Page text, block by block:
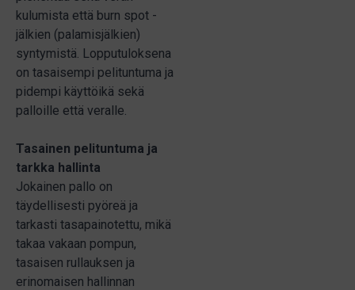
kulumista että burn spot -
jälkien (palamisjälkien)
syntymistä. Lopputuloksena
on tasaisempi pelituntuma ja
pidempi käyttöikä sekä
palloille että veralle.
Tasainen pelituntuma ja
tarkka hallinta
Jokainen pallo on
täydellisesti pyöreä ja
tarkasti tasapainotettu, mikä
takaa vakaan pompun,
tasaisen rullauksen ja
erinomaisen hallinnan